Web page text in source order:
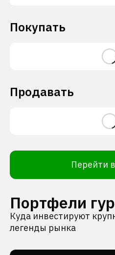
Покупать
Продавать
Перейти
Портфели
Куда инвестируют
легенды рынка